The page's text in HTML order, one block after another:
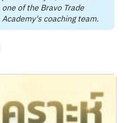
one of the Bravo Trade
Academy's coaching team.